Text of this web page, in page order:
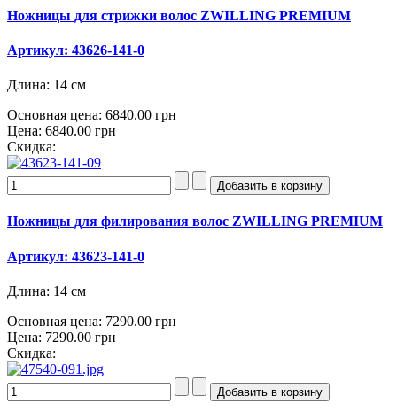
Ножницы для стрижки волос ZWILLING PREMIUM
Артикул: 43626-141-0
Длина: 14 см
Основная цена: 6840.00 грн
Цена: 6840.00 грн
Скидка:
Ножницы для филирования волос ZWILLING PREMIUM
Артикул: 43623-141-0
Длина: 14 см
Основная цена: 7290.00 грн
Цена: 7290.00 грн
Скидка: